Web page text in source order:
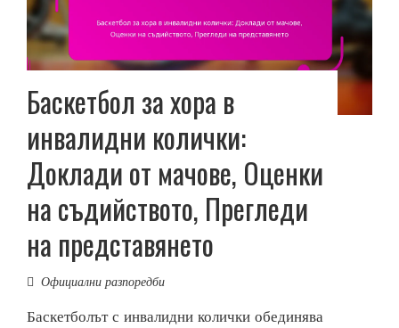
Баскетбол за хора в
инвалидни колички:
Доклади от мачове, Оценки
на съдийството, Прегледи
на представянето
Официални разпоредби
Баскетболът с инвалидни колички обединява